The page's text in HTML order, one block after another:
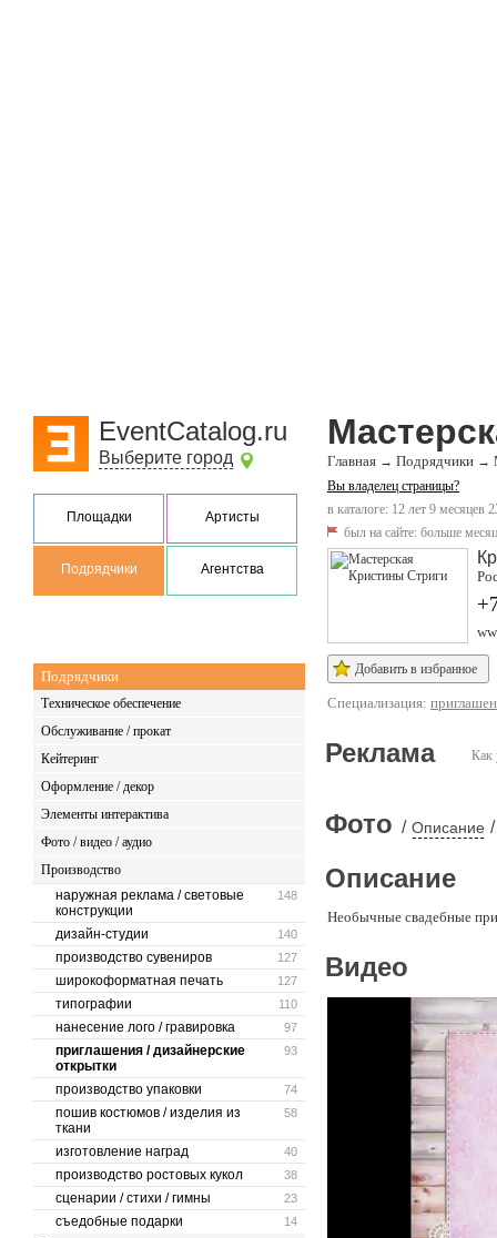
EventCatalog.ru
Выберите город
Площадки Артисты
Подрядчики Агентства
Подрядчики
Техническое обеспечение
Обслуживание / прокат
Кейтеринг
Оформление / декор
Элементы интерактива
Фото / видео / аудио
Производство
148
наружная реклама / световые
конструкции
140
дизайн-студии
127
производство сувениров
127
широкоформатная печать
110
типографии
97
нанесение лого / гравировка
93
приглашения / дизайнерские
открытки
74
производство упаковки
58
пошив костюмов / изделия из
ткани
40
изготовление наград
38
производство ростовых кукол
23
сценарии / стихи / гимны
14
съедобные подарки
Главная → Подрядчики →
Вы владелец страницы?
в каталоге: 12 лет 9 месяцев
был на сайте: больше
Добавить в избранное
Специализация:
Как
Реклама
Фото / Описание /
Описание
Необычные свадебные
Видео